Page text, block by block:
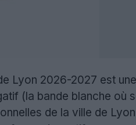
Lyon 2026-2027 est
(la bande blanche
de la ville de